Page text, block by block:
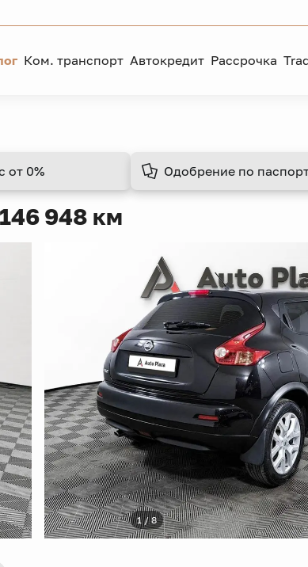
Ком. транспорт Автокредит Рассрочка
от 0% Одобрение по
948 км
1 / 8